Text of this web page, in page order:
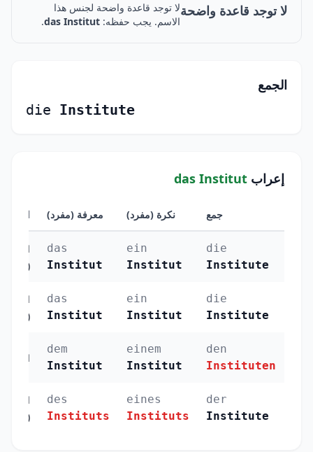
لا توجد قاعدة واضحةلا توجد قاعدة واضحة لجنس هذا
الاسم. يجب حفظه: das Institut
.
الجمع
die Institute
إعراب das Institut
الحالة معرفة (مفرد) نكرة (مفرد) جمع
الرفع
(Nominativ)
das
Institut
ein
Institut
die
Institute
النصب
(Akkusativ)
das
Institut
ein
Institut
die
Institute
الجر (Dativ)
dem
Institut
einem
Institut
den
Instituten
الإضافة
(Genitiv)
des
Instituts
eines
Instituts
der
Institute